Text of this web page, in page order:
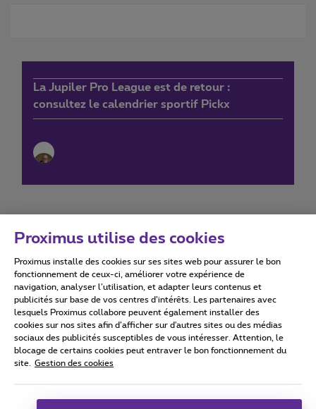
La Jupiler Pro League est de retour :
consultez le calendrier sportif Pickx
Conditions d'utilisation Accessibility statement
Tous droits réservés. © 2026 Proximus
Conditions générales, info consommateur
Proximus utilise des cookies
Proximus installe des cookies sur ses sites web pour assurer le bon
fonctionnement de ceux-ci, améliorer votre expérience de
navigation, analyser l’utilisation, et adapter leurs contenus et
publicités sur base de vos centres d’intérêts. Les partenaires avec
lesquels Proximus collabore peuvent également installer des
cookies sur nos sites afin d’afficher sur d'autres sites ou des médias
sociaux des publicités susceptibles de vous intéresser. Attention, le
blocage de certains cookies peut entraver le bon fonctionnement du
site.
Gestion des cookies